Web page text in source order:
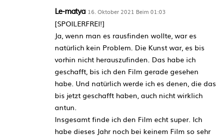
Le-matya 16. Oktober 2021 Beim 01:03
[SPOILERFREI!]
Ja, wenn man es rausfinden wollte, war es
natürlich kein Problem. Die Kunst war, es bis
vorhin nicht herauszufinden. Das habe ich
geschafft, bis ich den Film gerade gesehen
habe. Und natürlich werde ich es denen, die das
bis jetzt geschafft haben, auch nicht wirklich
antun.
Insgesamt finde ich den Film echt super. Ich
habe dieses Jahr noch bei keinem Film so sehr